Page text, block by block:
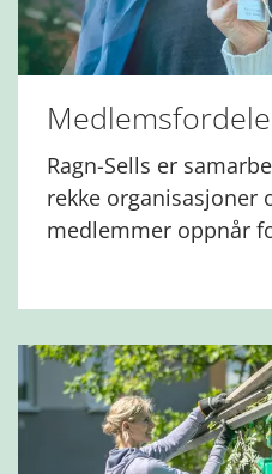
Ragn-Sells er
rekke organisasjoner
medlemmer oppnår